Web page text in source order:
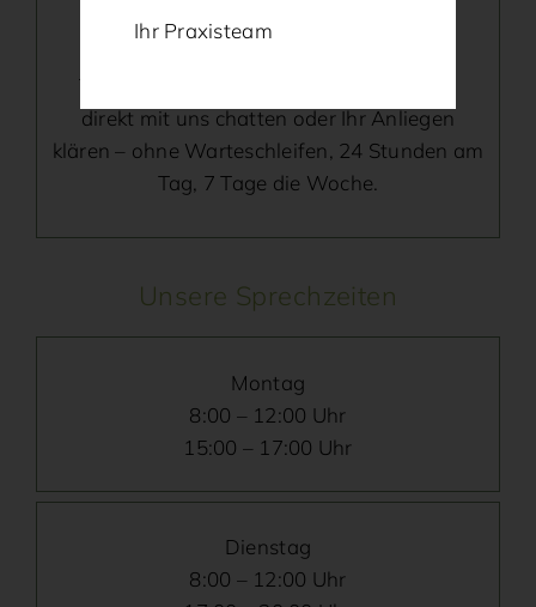
Termine vereinbaren, Rezepte bestellen,
direkt mit uns chatten oder Ihr Anliegen
klären – ohne Warteschleifen, 24 Stunden am
Tag, 7 Tage die Woche.
Unsere Sprechzeiten
Montag
8:00 – 12:00 Uhr
15:00 – 17:00 Uhr
Dienstag
8:00 – 12:00 Uhr
Ihr Praxisteam